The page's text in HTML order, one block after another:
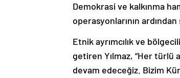
Demokrasi ve kalkınma
operasyonlarının
Etnik ayrımcılık ve
getiren Yılmaz, “Her türlü
devam edeceğiz. Bizim